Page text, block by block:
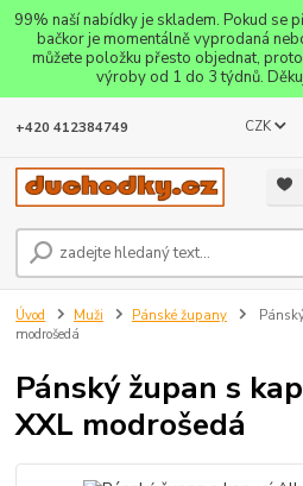
99% naší nabídky je skladem. Pokud se
bačkor je momentálně vyprodaná
můžete položku přesto objednat,
výroby od 1 do 3 týdnů.
CZK
+420 412384749
Úvod Muži Pánské župany
modrošedá
Pánský župan s
XXL modrošedá